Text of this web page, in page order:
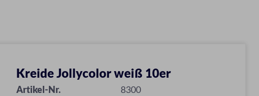
Kreide Jollycolor weiß 10er
Artikel-Nr.
8300